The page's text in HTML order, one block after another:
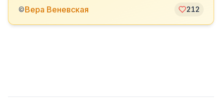
©Вера Веневская 212